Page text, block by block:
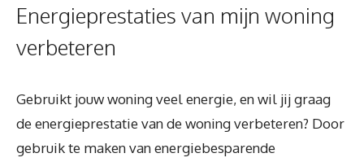
Energieprestaties van mijn woning
verbeteren
Gebruikt jouw woning veel energie, en wil jij graag
de energieprestatie van de woning verbeteren? Door
gebruik te maken van energiebesparende